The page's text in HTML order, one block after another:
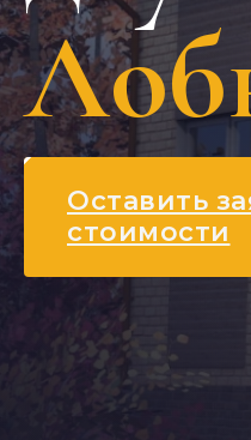
Оставить
стоимости